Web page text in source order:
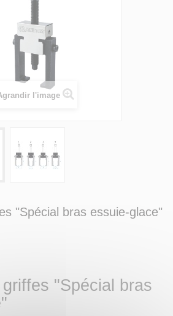
l'image
"Spécial bras essuie-glace"
"Spécial bras